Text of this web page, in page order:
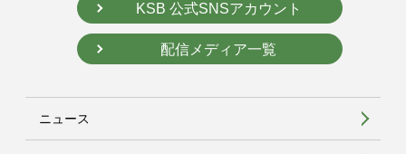
KSB 公式SNSアカウント
配信メディア一覧
ニュース